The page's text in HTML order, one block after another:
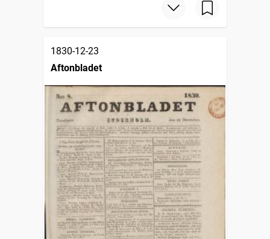
1830-12-23
Aftonbladet